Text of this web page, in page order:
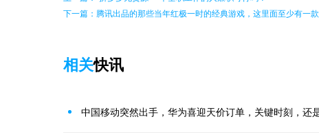
下一篇：腾讯出品的那些当年红极一时的经典游戏，这里面至少有一
相关快讯
中国移动突然出手，华为喜迎天价订单，关键时刻，还